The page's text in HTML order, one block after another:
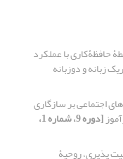
حافظۀکاری با عملکرد
زبانه و دوزبانه
اجتماعی بر سازگاری
[دوره 9، شماره 1،
پذیری، روحیۀ